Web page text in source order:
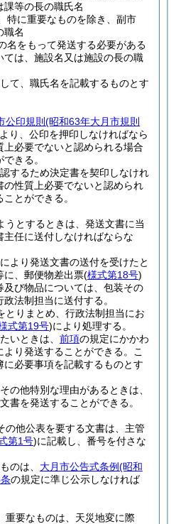
等の長の職氏名
特に重要なものを除き、副市
職名
名をもって発送する必要がある
ては、施設名又は施設の長の職
て、職氏名を記載するものとす
公印規則 (昭和63年大月市規則
り、公印を押印しなければなら
上必要でないと認められる場合
きる。
するため決定書を契印しなけれ
の性質上必要でないと認められ
とができる。
うとするときは、発送文書に当
任に送付しなければならな
より発送文書の送付を受けたと
に、郵便物差出票(様式第18号)
及び物品については、包装その
法制担当に送付する。
とりまとめ、行政法制担当にお
式第19号)により処理する。
いときは、 前項の規定にかかわ
り発送することができる。
こ
必要事項を記載するものとす
の他特別な理由があるときは、
書を発送することができる。
の他公表を要する文書は、主管
第1号)に記載し、番号を付さな
のは、 大月市公告式条例(昭和
の規定に準じ公示しなければ
重要なものは、天災地変に際